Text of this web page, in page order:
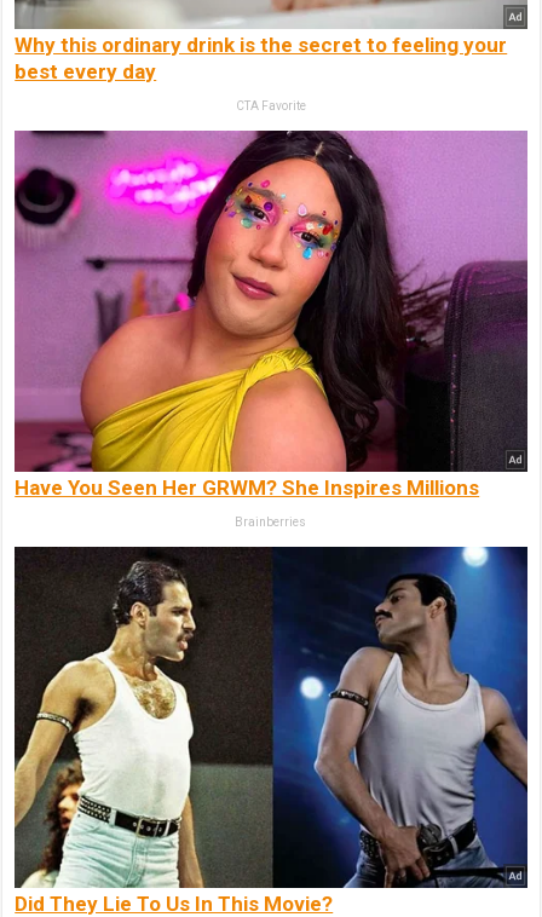
Why this ordinary drink is the secret to feeling your
best every day
CTA Favorite
Have You Seen Her GRWM? She Inspires Millions
Brainberries
Did They Lie To Us In This Movie?